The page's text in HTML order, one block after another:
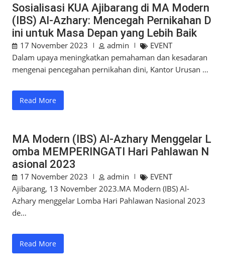
Sosialisasi KUA Ajibarang di MA Modern
(IBS) Al-Azhary: Mencegah Pernikahan D
ini untuk Masa Depan yang Lebih Baik
17 November 2023 admin
EVENT
Dalam upaya meningkatkan pemahaman dan kesadaran
mengenai pencegahan pernikahan dini, Kantor Urusan …
Read More
MA Modern (IBS) Al-Azhary Menggelar L
omba MEMPERINGATI Hari Pahlawan N
asional 2023
17 November 2023 admin
EVENT
Ajibarang, 13 November 2023.MA Modern (IBS) Al-
Azhary menggelar Lomba Hari Pahlawan Nasional 2023
de…
Read More